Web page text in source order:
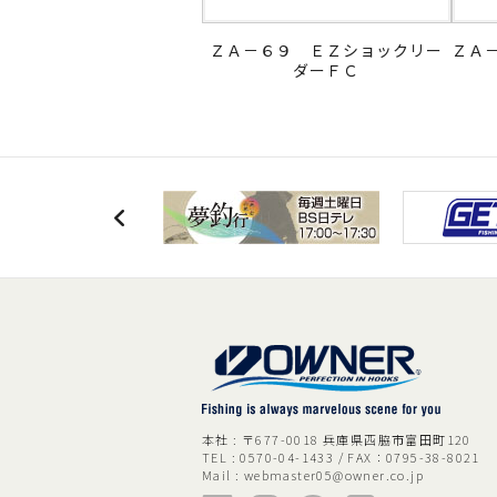
ＺＡ－６９ ＥＺショックリー
ダーＦＣ
ＺＡ
本社 : 〒677-0018 兵庫県西脇市富田町120
TEL : 0570-04-1433 / FAX：0795-38-8021
Mail : webmaster05@owner.co.jp